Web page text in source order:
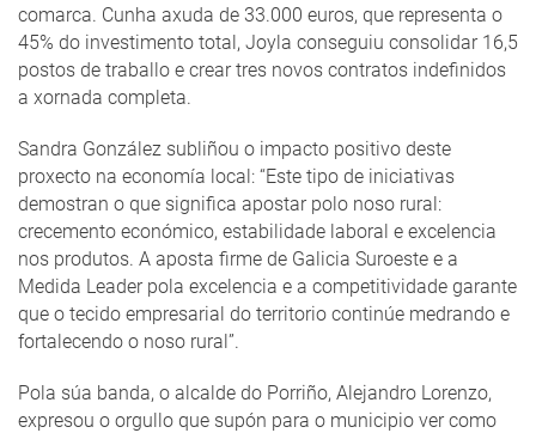
comarca. Cunha axuda de 33.000 euros, que representa o
45% do investimento total, Joyla conseguiu consolidar 16,5
postos de traballo e crear tres novos contratos indefinidos
a xornada completa.
Sandra González subliñou o impacto positivo deste
proxecto na economía local: “Este tipo de iniciativas
demostran o que significa apostar polo noso rural:
crecemento económico, estabilidade laboral e excelencia
nos produtos. A aposta firme de Galicia Suroeste e a
Medida Leader pola excelencia e a competitividade garante
que o tecido empresarial do territorio continúe medrando e
fortalecendo o noso rural”.
Pola súa banda, o alcalde do Porriño, Alejandro Lorenzo,
expresou o orgullo que supón para o municipio ver como